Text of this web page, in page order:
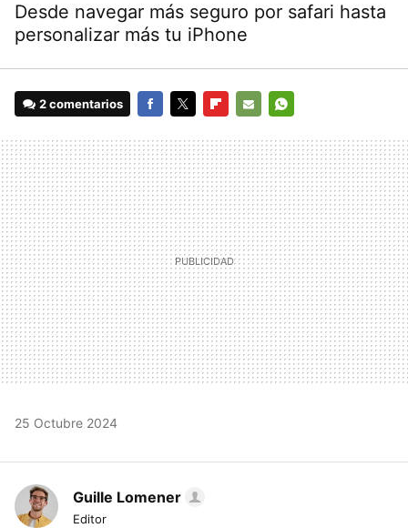
Desde navegar más seguro por safari hasta
personalizar más tu iPhone
2 comentarios
MAIL
25 Octubre 2024
Guille Lomener
Editor